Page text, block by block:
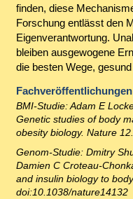
finden, diese
Forschung entlässt den
Eigenverantwortung.
bleiben ausgewogene
die besten Wege,
Fachveröffentlichungen
BMI-Studie: Adam E
Genetic studies of body
obesity biology. Nature
Genom-Studie: Dmitry
Damien C Croteau-
and insulin biology to
doi:10.1038/nature14132